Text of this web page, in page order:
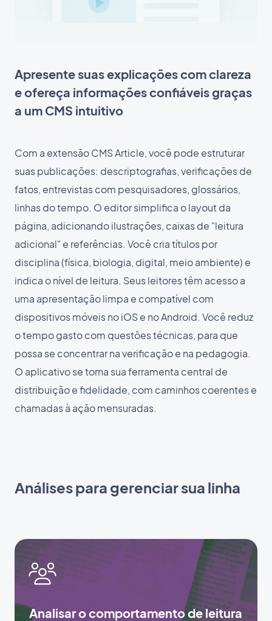
Apresente suas explicações com clareza
e ofereça informações confiáveis graças
a um CMS intuitivo
Com a extensão CMS Article, você pode estruturar
suas publicações: descriptografias, verificações de
fatos, entrevistas com pesquisadores, glossários,
linhas do tempo. O editor simplifica o layout da
página, adicionando ilustrações, caixas de "leitura
adicional" e referências. Você cria títulos por
disciplina (física, biologia, digital, meio ambiente) e
indica o nível de leitura. Seus leitores têm acesso a
uma apresentação limpa e compatível com
dispositivos móveis no iOS e no Android. Você reduz
o tempo gasto com questões técnicas, para que
possa se concentrar na verificação e na pedagogia.
O aplicativo se torna sua ferramenta central de
distribuição e fidelidade, com caminhos coerentes e
chamadas à ação mensuradas.
Análises para gerenciar sua linha
Analisar o comportamento de leitura